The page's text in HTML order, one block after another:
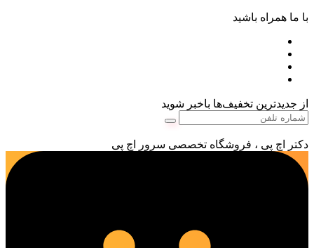
با ما همراه باشید
از جدیدترین تخفیف‌ها باخبر شوید
دکتر اچ پی ، فروشگاه تخصصی سرور اچ پی